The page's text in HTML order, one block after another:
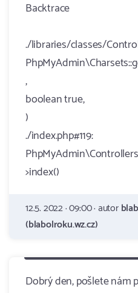
Backtrace
./libraries/classes/
,
boolean true,
)
./index.php#119:
>index()
12.5. 2022 · 09:00 · autor
(blabolroku.wz.cz)
Dobrý den, pošlete nám